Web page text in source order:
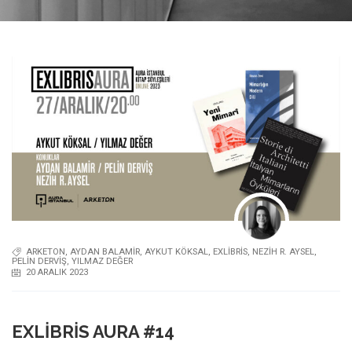
ARKETON, AYDAN BALAMIR, AYKUT KÖKSAL, EXLIBRIS, NEZIH R. AYSEL,
PELIN DERVIŞ YILMAZ DEĞER
20 ARALIK 2023
EXLIBRIS AURA #14